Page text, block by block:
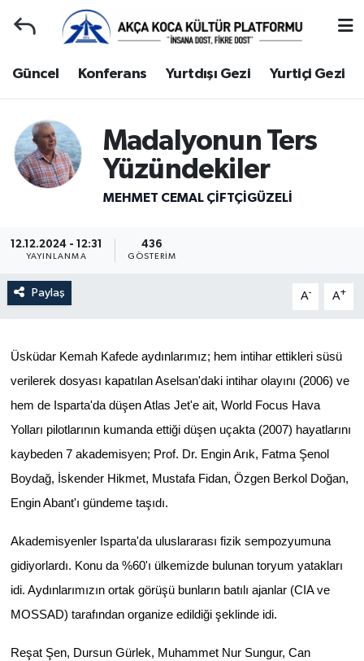
Güncel Konferans Yurtdışı Gezi Yurtiçi Gezi
Madalyonun Ters
Yüzündekiler
MEHMET CEMAL ÇİFTÇİGÜZELİ
12.12.2024 - 12:31
YAYINLANMA
436
GÖSTERIM
Paylaş A- A+
Üsküdar Kemah Kafede aydınlarımız; hem intihar ettikleri süsü
verilerek dosyası kapatılan Aselsan'daki intihar olayını (2006) ve
hem de Isparta'da düşen Atlas Jet'e ait, World Focus Hava
Yolları pilotlarının kumanda ettiği düşen uçakta (2007) hayatlarını
kaybeden 7 akademisyen; Prof. Dr. Engin Arık, Fatma Şenol
Boydağ, İskender Hikmet, Mustafa Fidan, Özgen Berkol Doğan,
Engin Abant'ı gündeme taşıdı.
Akademisyenler Isparta'da uluslararası fizik sempozyumuna
gidiyorlardı. Konu da %60'ı ülkemizde bulunan toryum yatakları
idi. Aydınlarımızın ortak görüşü bunların batılı ajanlar (CIA ve
MOSSAD) tarafından organize edildiği şeklinde idi.
Reşat Şen, Dursun Gürlek, Muhammet Nur Sungur, Can
Gençlerle Başbaşa
Güncel
Konferans
Hakkımızda
Yüksek İstişare Kurulu
Sanat
Kocaeli Hava Durumu
Kocaeli Namaz Vakitleri
Kocaeli Trafik Yoğunluk Haritası
Haber Arşivi